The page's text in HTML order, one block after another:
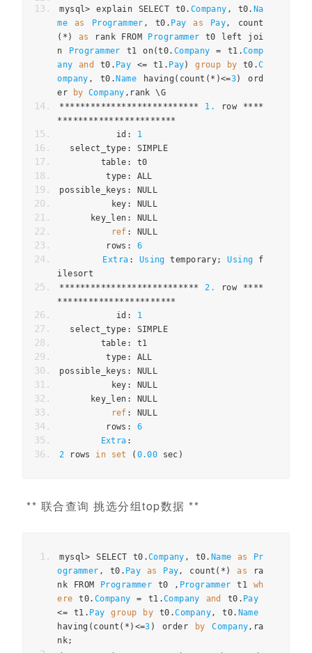
mysql> explain SELECT t0. Company , t0. Na
me
as Programmer , t0 . Pay as Pay,
count
(*)
as rank FROM Programmer t0 left joi
n
Programmer t1 on(t0. Company = t1 .Comp
any
and t0 . Pay <= t1 . Pay) group by t0 .C
ompany , t0 . Name having ( count (*)<=3)
ord
er
by Company , rank \G
***************************
1. row ****
***********************
           id
:
1
  select_type
:
SIMPLE
        table
:
t0
         type
:
ALL
possible_keys :
NULL
          key
:
NULL
      key_len
:
NULL
ref :
NULL
         rows
:
6
Extra : Using temporary; Using f
ilesort
***************************
2. row ****
***********************
           id
:
1
  select_type
:
SIMPLE
        table
:
t1
         type
:
ALL
possible_keys :
NULL
          key
:
NULL
      key_len
:
NULL
ref :
NULL
         rows
:
6
Extra :
2 rows in set ( 0.00 sec )
** 联合查询 挑选分组top数据 **
mysql> SELECT t0 .Company , t0. Name as
Pr
ogrammer , t0 . Pay as Pay, count (*) as ra
nk FROM
Programmer t0 , Programmer t1 wh
ere t0. Company = t1 .Company and t0 . Pay
<= t1 . Pay group by t0 .Company, t0. Name
having ( count (*)<=3 ) order by Company, ra
nk;